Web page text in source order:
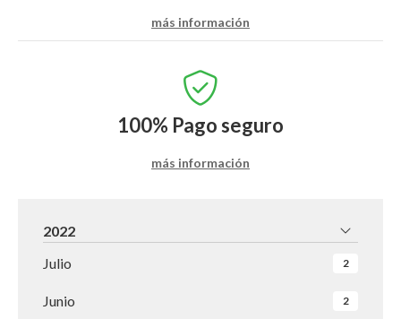
más información
100% Pago seguro
más información
2022
Julio
2
Junio 2